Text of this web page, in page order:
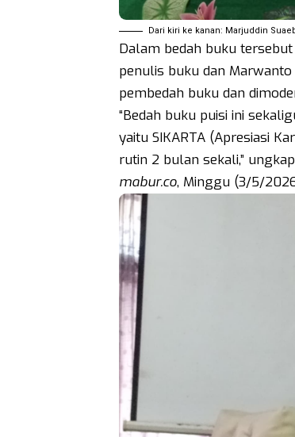
Dari kiri ke kanan: Marjuddin
Dalam bedah buku
penulis buku dan
pembedah buku dan
“Bedah buku puisi ini
yaitu SIKARTA (Apresiasi
rutin 2 bulan sekali,”
mabur.co, Minggu (3/5/